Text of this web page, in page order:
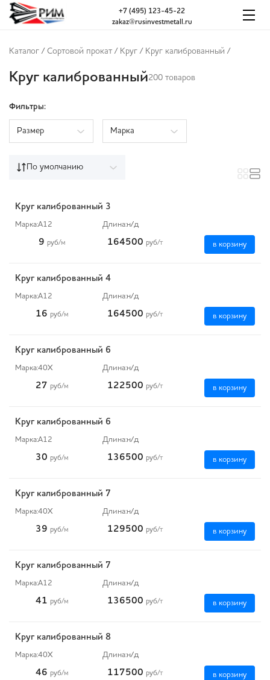
zakaz@rusinvestmetall.ru
+7 (495) 123-45-22
Каталог / Сортовой прокат / Круг / Круг калиброванный /
Круг калиброванный200 товаров
Фильтры:
Размер Марка
По умолчанию
Круг калиброванный 3
Марка:А12 Длина:н/д
9 руб/м 164500 руб/т в корзину
Круг калиброванный 4
Марка:А12 Длина:н/д
16 руб/м 164500 руб/т в корзину
Круг калиброванный 6
Марка:40Х Длина:н/д
27 руб/м 122500 руб/т в корзину
Круг калиброванный 6
Марка:А12 Длина:н/д
30 руб/м 136500 руб/т в корзину
Круг калиброванный 7
Марка:40Х Длина:н/д
39 руб/м 129500 руб/т в корзину
Круг калиброванный 7
Марка:А12 Длина:н/д
41 руб/м 136500 руб/т в корзину
Круг калиброванный 8
Марка:40Х Длина:н/д
46 руб/м 117500 руб/т в корзину